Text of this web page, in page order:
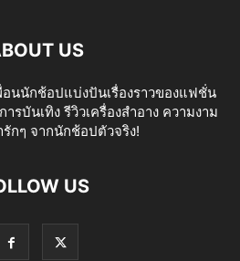
US
นนักช้อปแบ่งปันเรื่องราวของแฟชั่น
รบันเทิง รีวิวเครื่องสำอาง ความงาม
กๆ จากนักช้อปตัวจริง!
US